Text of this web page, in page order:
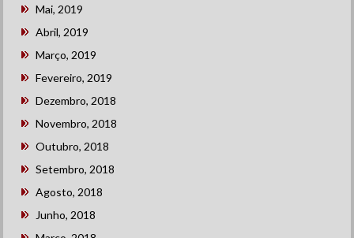
Mai, 2019
Abril, 2019
Março, 2019
Fevereiro, 2019
Dezembro, 2018
Novembro, 2018
Outubro, 2018
Setembro, 2018
Agosto, 2018
Junho, 2018